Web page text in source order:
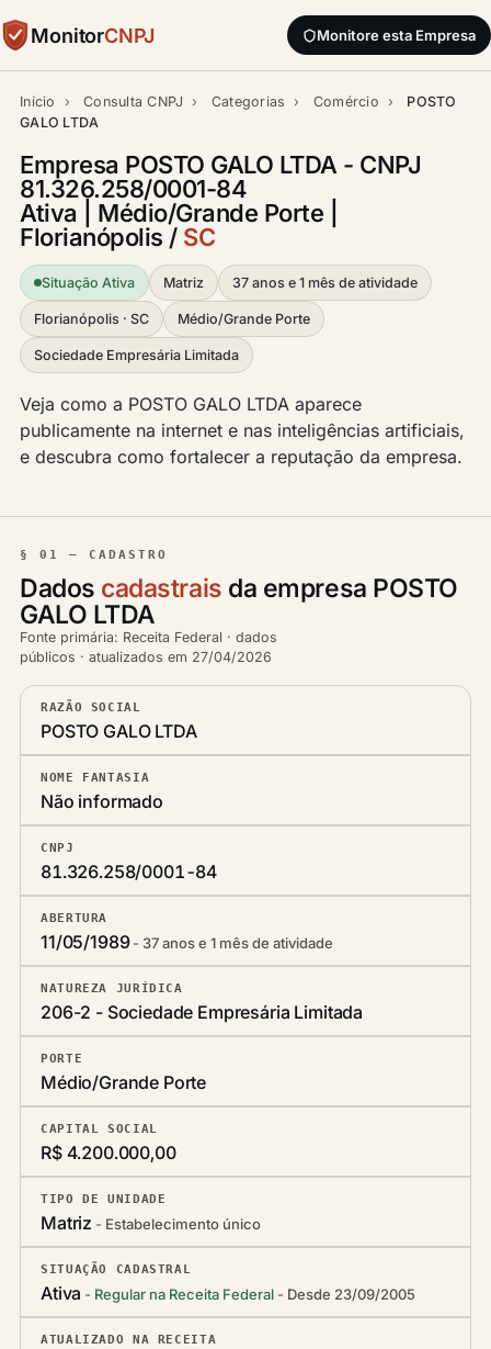
MonitorCNPJ Monitore esta Empresa
Início › Consulta CNPJ › Categorias › Comércio ›
POSTO
GALO LTDA
Empresa POSTO GALO LTDA - CNPJ
81.326.258/0001-84
Ativa | Médio/Grande Porte |
Florianópolis / SC
Situação Ativa Matriz 37 anos e 1 mês de atividade
Florianópolis · SC Médio/Grande Porte
Sociedade Empresária Limitada
Veja como a POSTO GALO LTDA aparece
publicamente na internet e nas inteligências artificiais,
e descubra como fortalecer a reputação da empresa.
§ 01 — CADASTRO
Dados cadastrais da empresa POSTO
GALO LTDA
Fonte primária: Receita Federal · dados
públicos · atualizados em 27/04/2026
RAZÃO SOCIAL
POSTO GALO LTDA
NOME FANTASIA
Não informado
CNPJ
81.326.258/0001-84
ABERTURA
11/05/1989 37 anos e 1 mês de atividade
NATUREZA JURÍDICA
206-2 - Sociedade Empresária Limitada
PORTE
Médio/Grande Porte
CAPITAL SOCIAL
R$ 4.200.000,00
TIPO DE UNIDADE
Matriz Estabelecimento único
SITUAÇÃO CADASTRAL
Ativa Regular na Receita Federal Desde 23/09/2005
ATUALIZADO NA RECEITA